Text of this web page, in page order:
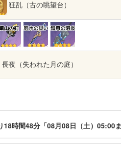
狂乱（古の眺望台）
山の釘 厄水の災い 知恵の溶炎
長夜（失われた月の庭）
18時間48分「08月08日（土）05:00